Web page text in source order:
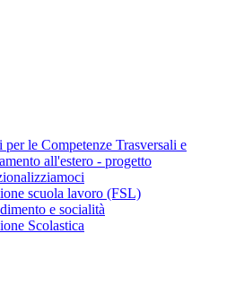
per le Competenze Trasversali e
all'estero - progetto
scuola lavoro (FSL)
e socialità
Scolastica